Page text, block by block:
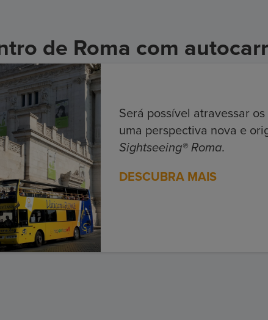
de Roma com
Será possível atravessar
uma perspectiva nova e
Sightseeing® Roma.
DESCUBRA MAIS